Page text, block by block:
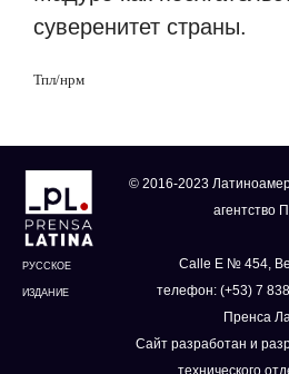
суверенитет страны.
Тпл/нрм
РУССКОЕ
ИЗДАНИЕ
© 2016-2023
агентство
Calle E № 454,
телефон: (+53) 7
Пренса
Сайт разработан и
технического